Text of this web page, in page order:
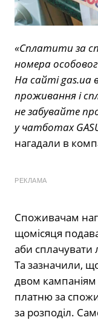
«Сплатити за
номера
На сайті gas.ua
проживання і
не забувайте
у чатботах
нагадали в
РЕКЛАМА
Споживачам
щомісяця
аби сплачувати
Та зазначили,
двом кампаніям
платню за
за розподіл.